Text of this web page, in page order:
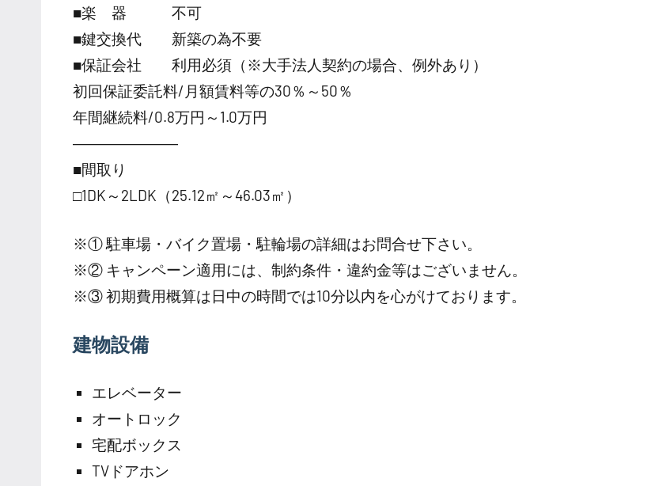
■楽 器 不可
■鍵交換代 新築の為不要
■保証会社 利用必須（※大手法人契約の場合、例外あり）
初回保証委託料/月額賃料等の30％～50％
年間継続料/0.8万円～1.0万円
―――――――
■間取り
□1DK～2LDK（25.12㎡～46.03㎡）
※① 駐車場・バイク置場・駐輪場の詳細はお問合せ下さい。
※② キャンペーン適用には、制約条件・違約金等はございません。
※③ 初期費用概算は日中の時間では10分以内を心がけております。
建物設備
エレベーター
オートロック
宅配ボックス
TVドアホン